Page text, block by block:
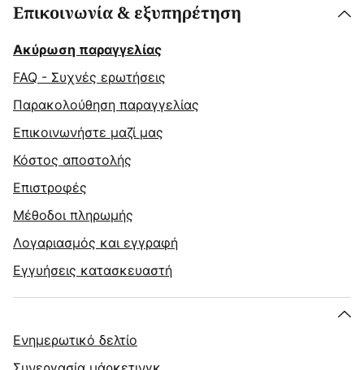
Επικοινωνία & εξυπηρέτηση
Ακύρωση παραγγελίας
FAQ - Συχνές ερωτήσεις
Παρακολούθηση παραγγελίας
Επικοινωνήστε μαζί μας
Κόστος αποστολής
Επιστροφές
Μέθοδοι πληρωμής
Λογαριασμός και εγγραφή
Εγγυήσεις κατασκευαστή
Ενημερωτικό δελτίο